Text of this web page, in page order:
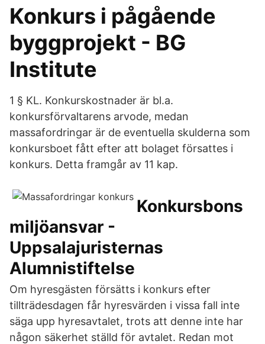
Konkurs i pågående
byggprojekt - BG
Institute
1 § KL. Konkurskostnader är bl.a.
konkursförvaltarens arvode, medan
massafordringar är de eventuella skulderna som
konkursboet fått efter att bolaget försattes i
konkurs. Detta framgår av 11 kap.
Konkursbons
miljöansvar -
Uppsalajuristernas
Alumnistiftelse
Om hyresgästen försätts i konkurs efter
tillträdesdagen får hyresvärden i vissa fall inte
säga upp hyresavtalet, trots att denne inte har
någon säkerhet ställd för avtalet. Redan mot